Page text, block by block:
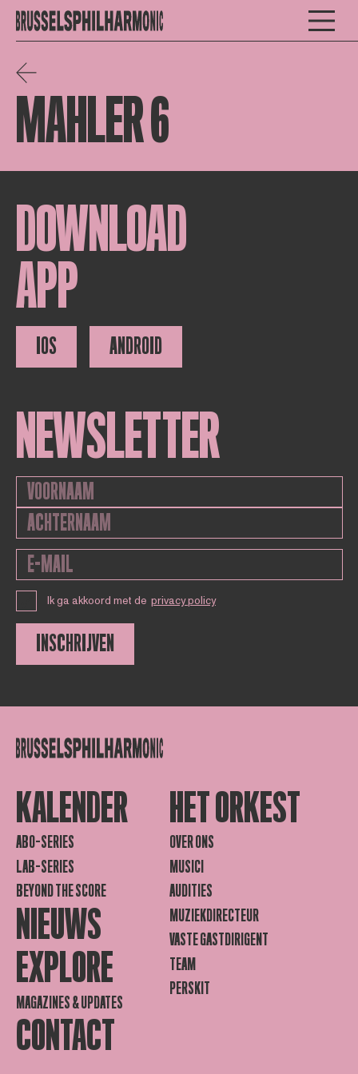
MAHLER 6
DOWNLOAD
APP
IOS ANDROID
NEWSLETTER
Ik ga akkoord met de privacy policy
INSCHRIJVEN
KALENDER
ABO-SERIES
LAB-SERIES
BEYOND THE SCORE
NIEUWS
EXPLORE
MAGAZINES & UPDATES
CONTACT
HET ORKEST
OVER ONS
MUSICI
AUDITIES
MUZIEKDIRECTEUR
VASTE GASTDIRIGENT
TEAM
PERSKIT